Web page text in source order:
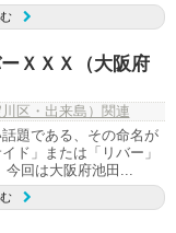
ＸＸＸ（大阪府
区・出来島）関連
題である、その命名が
ド」または「リバー」
今回は大阪府池田...